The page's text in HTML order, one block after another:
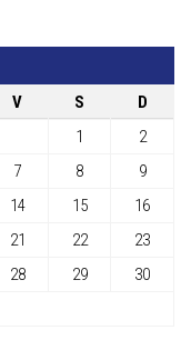
V S
D
1
2
7 8
9
14 15
16
21 22
23
28 29
30